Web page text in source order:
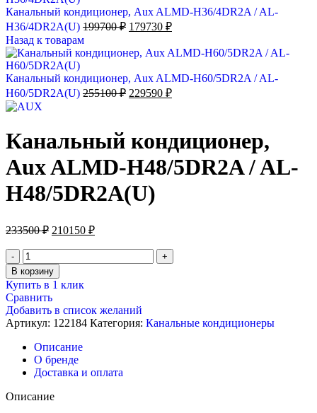
Канальный кондиционер, Aux ALMD-H36/4DR2A / AL-
H36/4DR2A(U) 199700₽ Первоначальная
составляла
179730 ₽Текущая
179730 ₽.
Назад к товарам
Канальный кондиционер, Aux ALMD-H60/5DR2A / AL-
H60/5DR2A(U) 255100₽ Первоначальная
229590 ₽Текущая
Канальный кондиционер,
Aux ALMD-H48/5DR2A / AL-
H48/5DR2A(U)
233500₽ Первоначальная
составляла
233500 ₽.
210150 ₽Текущая
Количество
товара
Канальный
кондиционер,
Aux
ALMD-
H48/5DR2A
/
AL-
H48/5DR2A(U)
В корзину
Купить в 1 клик
Сравнить
Добавить в список желаний
Артикул: 122184 Категория: Канальные кондиционеры
Описание
О бренде
Доставка и оплата
Описание